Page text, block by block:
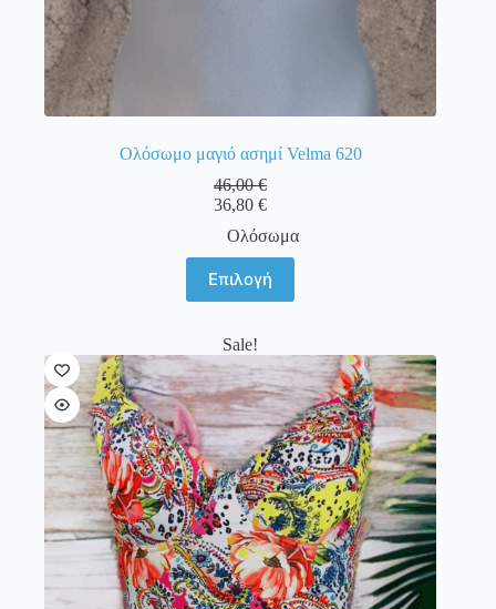
Ολόσωμο μαγιό ασημί Velma 620
46,00€
36,80€
Ολόσωμα
Επιλογή
το
προϊόν
πολλαπλές
παραλλαγές.
Οι
επιλογές
μπορούν
να
επιλεγούν
στη
σελίδα
του
προϊόντος
Sale!